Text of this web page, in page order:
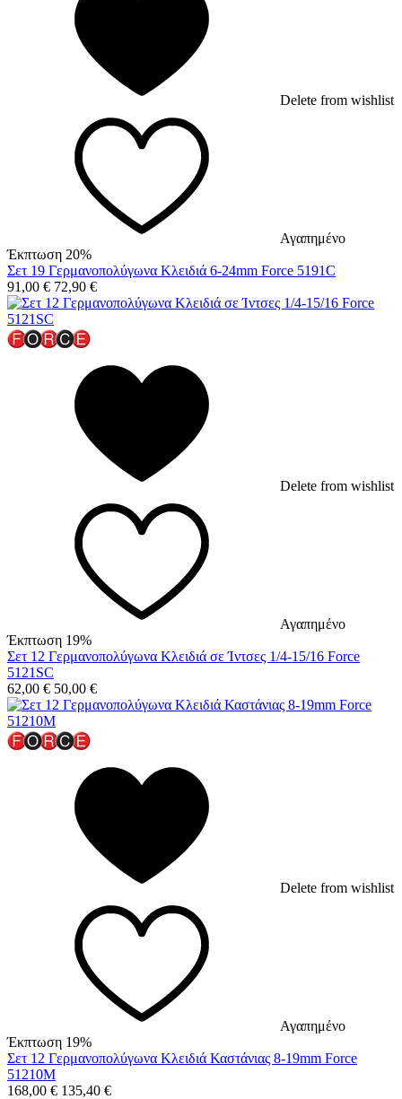
Delete from wishlist
Αγαπημένο
Έκπτωση 20%
Σετ 19 Γερμανοπολύγωνα Κλειδιά 6-24mm Force 5191C
91,00 € 72,90 €
Delete from wishlist
Αγαπημένο
Έκπτωση 19%
Σετ 12 Γερμανοπολύγωνα Κλειδιά σε Ίντσες 1/4-15/16 Force
5121SC
62,00 € 50,00 €
Delete from wishlist
Αγαπημένο
Έκπτωση 19%
Σετ 12 Γερμανοπολύγωνα Κλειδιά Καστάνιας 8-19mm Force
51210M
168,00 € 135,40 €